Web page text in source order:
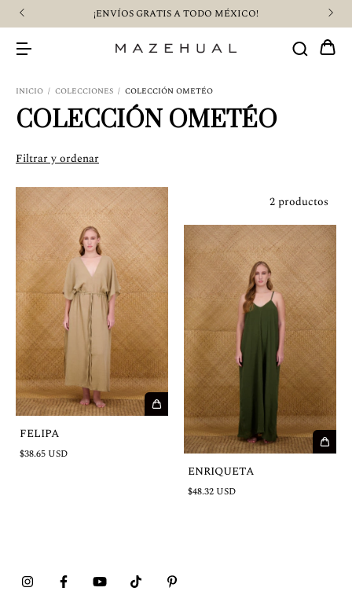
¡ENVÍOS GRATIS A TODO MÉXICO!
INICIO / COLECCIONES / COLECCIÓN OMETÉO
COLECCIÓN OMETÉO
Filtrar y ordenar
2 productos
FELIPA
$38.65 USD
ENRIQUETA
$48.32 USD